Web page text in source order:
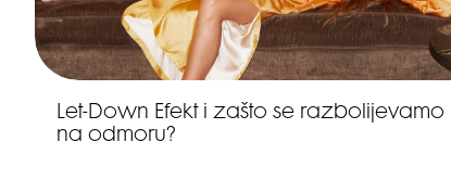
Let-Down Efekt i zašto se razbolijevamo
na odmoru?